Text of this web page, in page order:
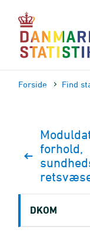
sidens
indhold
Forside Find
forhold,
DKOM